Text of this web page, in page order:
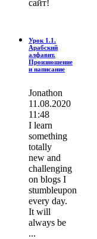
сайт!
Урок 1.1.
Арабский
алфавит.
Произношение
и написание
Jonathon
11.08.2020
11:48
I learn
ѕοmething
totally
new and
challenging
on blogs I
stumbleupon
every day.
It wіll
always be
...